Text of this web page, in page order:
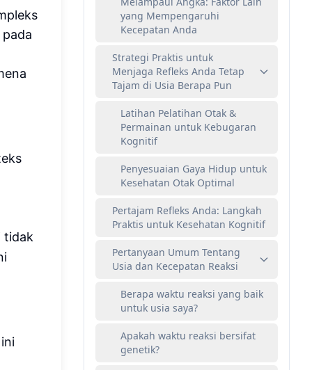
tidak
yang Mempengaruhi
Kecepatan Anda
Strategi Praktis untuk
Menjaga Refleks Anda Tetap
Tajam di Usia Berapa Pun
Latihan Pelatihan Otak &
Permainan untuk Kebugaran
Kognitif
Penyesuaian Gaya Hidup untuk
Kesehatan Otak Optimal
Pertajam Refleks Anda: Langkah
Praktis untuk Kesehatan Kognitif
Pertanyaan Umum Tentang
Usia dan Kecepatan Reaksi
Berapa waktu reaksi yang baik
untuk usia saya?
Apakah waktu reaksi bersifat
genetik?